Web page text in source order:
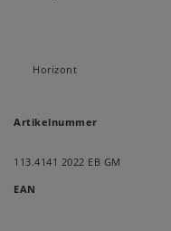
Horizont
Artikelnummer
113.4141 2022 EB GM
EAN